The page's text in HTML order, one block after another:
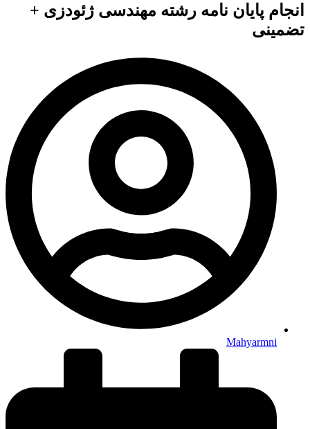
انجام پایان نامه رشته مهندسی ژئودزی +
تضمینی
Mahyarmni